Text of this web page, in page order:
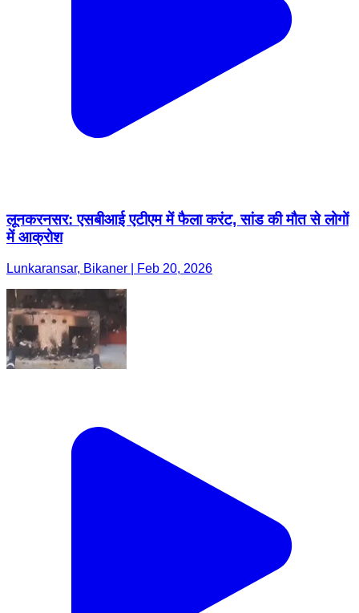
लूनकरनसर: एसबीआई एटीएम में फैला करंट, सांड की मौत से लोगों
में आक्रोश
Lunkaransar, Bikaner | Feb 20, 2026